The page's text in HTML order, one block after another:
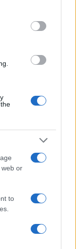
in below Google
web or
to